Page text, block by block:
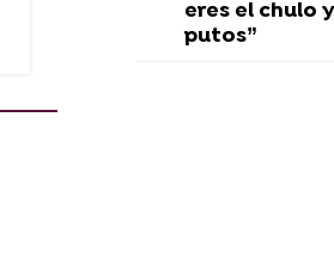
eres el chulo
putos”